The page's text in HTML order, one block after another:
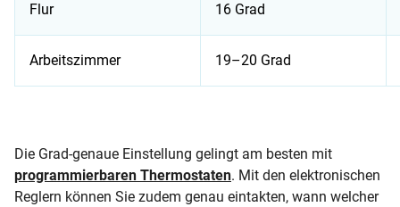
Flur 16 Grad
Arbeitszimmer 19–20 Grad
Die Grad-genaue Einstellung gelingt am besten mit
programmierbaren Thermostaten. Mit den elektronischen
Reglern können Sie zudem genau eintakten, wann welcher